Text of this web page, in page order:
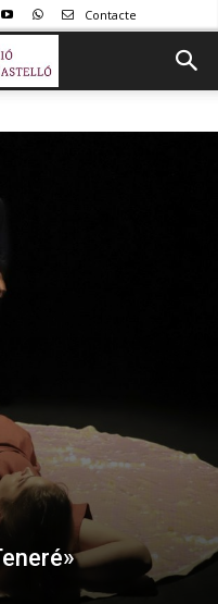
Contacte